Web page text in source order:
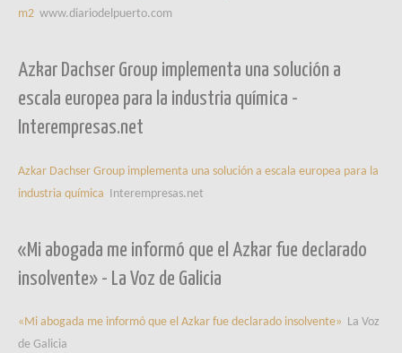
m2 www.diariodelpuerto.com
Azkar Dachser Group implementa una solución a
escala europea para la industria química -
Interempresas.net
Azkar Dachser Group implementa una solución a escala europea para la
industria química Interempresas.net
«Mi abogada me informó que el Azkar fue declarado
insolvente» - La Voz de Galicia
«Mi abogada me informó que el Azkar fue declarado insolvente» La Voz
de Galicia